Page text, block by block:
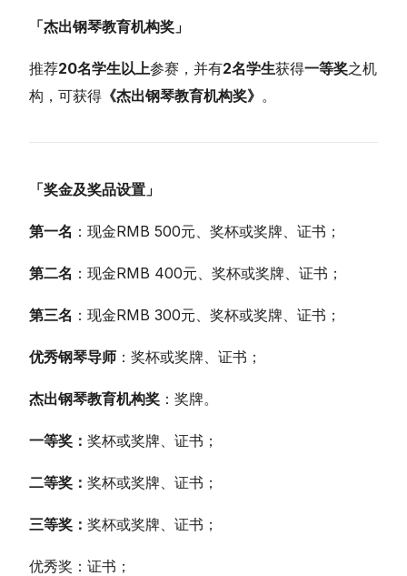
「杰出钢琴教育机构奖」
推荐20名学生以上参赛，并有2名学生获得一等奖之机
构，可获得 《杰出钢琴教育机构奖》 。
「奖金及奖品设置」
第一名 ：现金RMB 500元、奖杯或奖牌、证书；
第二名 ：现金RMB 400元、奖杯或奖牌、证书；
第三名 ：现金RMB 300元、奖杯或奖牌、证书；
优秀钢琴导师 ：奖杯或奖牌、证书；
杰出钢琴教育机构奖 ：奖牌。
一等奖：奖杯或奖牌 、证书；
二等奖：奖杯或奖牌 、证书；
三等奖：奖杯或奖牌 、证书；
优秀奖：证书；